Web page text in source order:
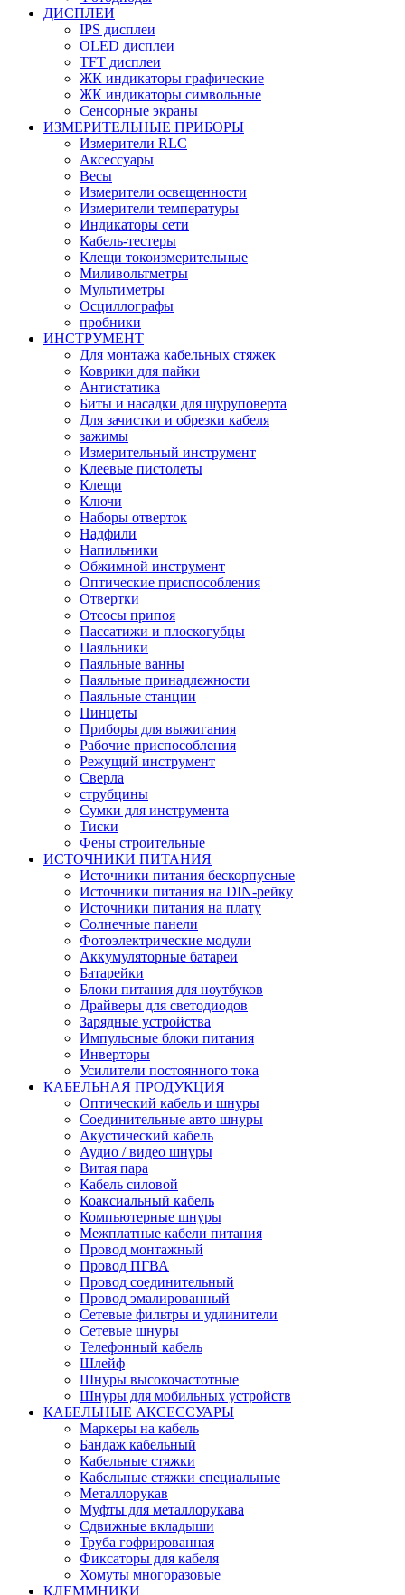
ДИСПЛЕИ
IPS дисплеи
OLED дисплеи
TFT дисплеи
ЖК индикаторы графические
ЖК индикаторы символьные
Сенсорные экраны
ИЗМЕРИТЕЛЬНЫЕ ПРИБОРЫ
Измерители RLC
Аксессуары
Весы
Измерители освещенности
Измерители температуры
Индикаторы сети
Кабель-тестеры
Клещи токоизмерительные
Миливольтметры
Мультиметры
Осциллографы
пробники
ИНСТРУМЕНТ
Для монтажа кабельных стяжек
Коврики для пайки
Антистатика
Биты и насадки для шуруповерта
Для зачистки и обрезки кабеля
зажимы
Измерительный инструмент
Клеевые пистолеты
Клещи
Ключи
Наборы отверток
Надфили
Напильники
Обжимной инструмент
Оптические приспособления
Отвертки
Отсосы припоя
Пассатижи и плоскогубцы
Паяльники
Паяльные ванны
Паяльные принадлежности
Паяльные станции
Пинцеты
Приборы для выжигания
Рабочие приспособления
Режущий инструмент
Сверла
струбцины
Сумки для инструмента
Тиски
Фены строительные
ИСТОЧНИКИ ПИТАНИЯ
Источники питания бескорпусные
Источники питания на DIN-рейку
Источники питания на плату
Солнечные панели
Фотоэлектрические модули
Аккумуляторные батареи
Батарейки
Блоки питания для ноутбуков
Драйверы для светодиодов
Зарядные устройства
Импульсные блоки питания
Инверторы
Усилители постоянного тока
КАБЕЛЬНАЯ ПРОДУКЦИЯ
Оптический кабель и шнуры
Соединительные авто шнуры
Акустический кабель
Аудио / видео шнуры
Витая пара
Кабель силовой
Коаксиальный кабель
Компьютерные шнуры
Межплатные кабели питания
Провод монтажный
Провод ПГВА
Провод соединительный
Провод эмалированный
Сетевые фильтры и удлинители
Сетевые шнуры
Телефонный кабель
Шлейф
Шнуры высокочастотные
Шнуры для мобильных устройств
КАБЕЛЬНЫЕ АКСЕССУАРЫ
Маркеры на кабель
Бандаж кабельный
Кабельные стяжки
Кабельные стяжки специальные
Металлорукав
Муфты для металлорукава
Сдвижные вкладыши
Труба гофрированная
Фиксаторы для кабеля
Хомуты многоразовые
КЛЕММНИКИ